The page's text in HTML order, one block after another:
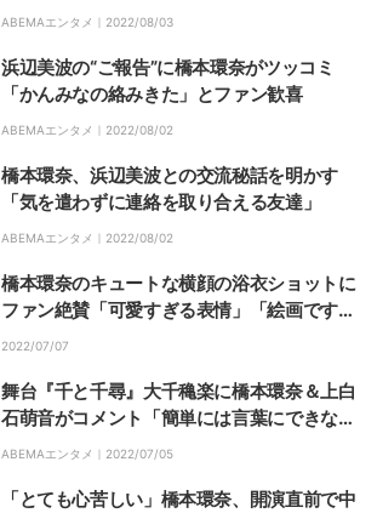
すぎ」と話題に
ABEMAエンタメ｜ 2022/08/03
浜辺美波の“ご報告”に橋本環奈がツッコミ
「かんみなの絡みきた」とファン歓喜
ABEMAエンタメ｜ 2022/08/02
橋本環奈、浜辺美波との交流秘話を明かす
「気を遣わずに連絡を取り合える友達」
ABEMAエンタメ｜ 2022/08/02
橋本環奈のキュートな横顔の浴衣ショットに
ファン絶賛「可愛すぎる表情」「絵画です
か？」
2022/07/07
舞台『千と千尋』大千穐楽に橋本環奈＆上白
石萌音がコメント「簡単には言葉にできない
気持ちで今日を迎えました」
ABEMAエンタメ｜ 2022/07/05
「とても心苦しい」橋本環奈、開演直前で中